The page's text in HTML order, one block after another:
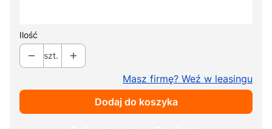
Ilość
szt.
Masz firmę? Weź w leasingu
Dodaj do koszyka